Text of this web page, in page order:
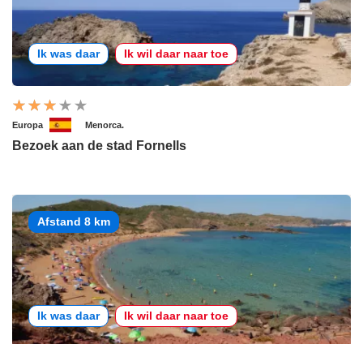
Ik was daar Ik wil daar naar toe
Europa Menorca.
Bezoek aan de stad Fornells
Afstand 8 km
Ik was daar Ik wil daar naar toe